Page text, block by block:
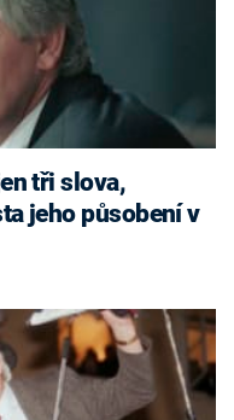
tři slova,
jeho působení v